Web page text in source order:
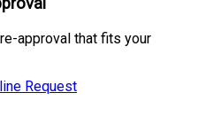
approval that fits your
Request